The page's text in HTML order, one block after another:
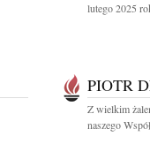
lutego 2025
PIOTR
Z wielkim
naszego